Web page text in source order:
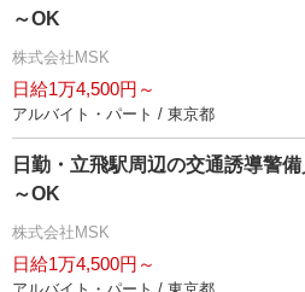
～OK
株式会社MSK
日給1万4,500円～
アルバイト・パート / 東京都
日勤・立飛駅周辺の交通誘導警
～OK
株式会社MSK
日給1万4,500円～